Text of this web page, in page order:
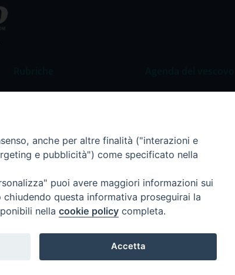
Commento al Vangelo
Costume e Società
Apostolato della Preghiera
Regione FVG
Agenda del vescovo
il trattamento dei dati personali Cookie Policy
anche per altre finalità ("interazioni e
e pubblicità") come specificato nella
puoi avere maggiori informazioni sui
questa informativa proseguirai la
nella cookie policy completa.
Accetta